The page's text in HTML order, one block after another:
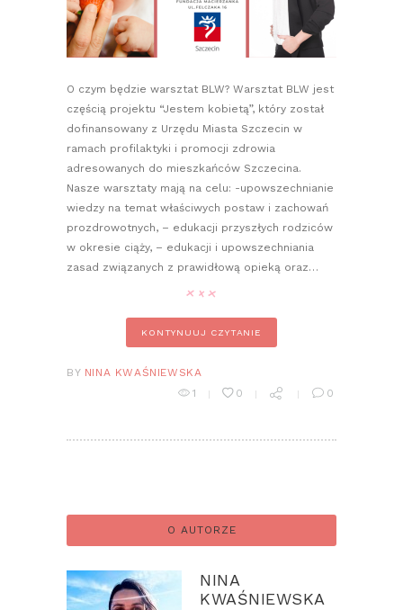
O czym będzie warsztat BLW? Warsztat BLW jest
częścią projektu “Jestem kobietą”, który został
dofinansowany z Urzędu Miasta Szczecin w
ramach profilaktyki i promocji zdrowia
adresowanych do mieszkańców Szczecina.
Nasze warsztaty mają na celu: -upowszechnianie
wiedzy na temat właściwych postaw i zachowań
prozdrowotnych, – edukacji przyszłych rodziców
w okresie ciąży, – edukacji i upowszechniania
zasad związanych z prawidłową opieką oraz…
KONTYNUUJ CZYTANIE
BY NINA KWAŚNIEWSKA
1
0 0
O AUTORZE
NINA
KWAŚNIEWSKA